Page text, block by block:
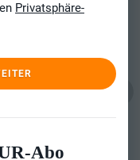
Privatsphäre-
Abo